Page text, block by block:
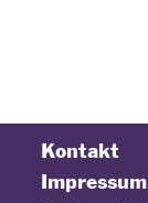
Kontakt
Impressum